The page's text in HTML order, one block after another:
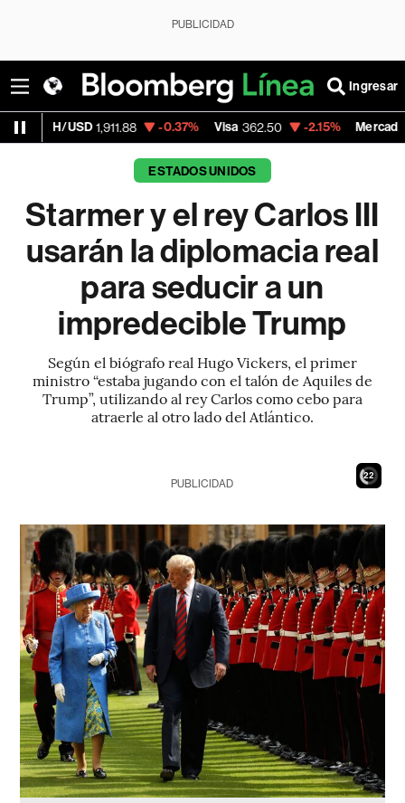
PUBLICIDAD
Ingresar
-0.37% Visa 362.50 -2.15% MercadoLibre 1,821.795
ESTADOS UNIDOS
Starmer y el rey Carlos III
usarán la diplomacia real
para seducir a un
impredecible Trump
Según el biógrafo real Hugo Vickers, el primer
ministro “estaba jugando con el talón de Aquiles de
Trump”, utilizando al rey Carlos como cebo para
atraerle al otro lado del Atlántico.
20
PUBLICIDAD